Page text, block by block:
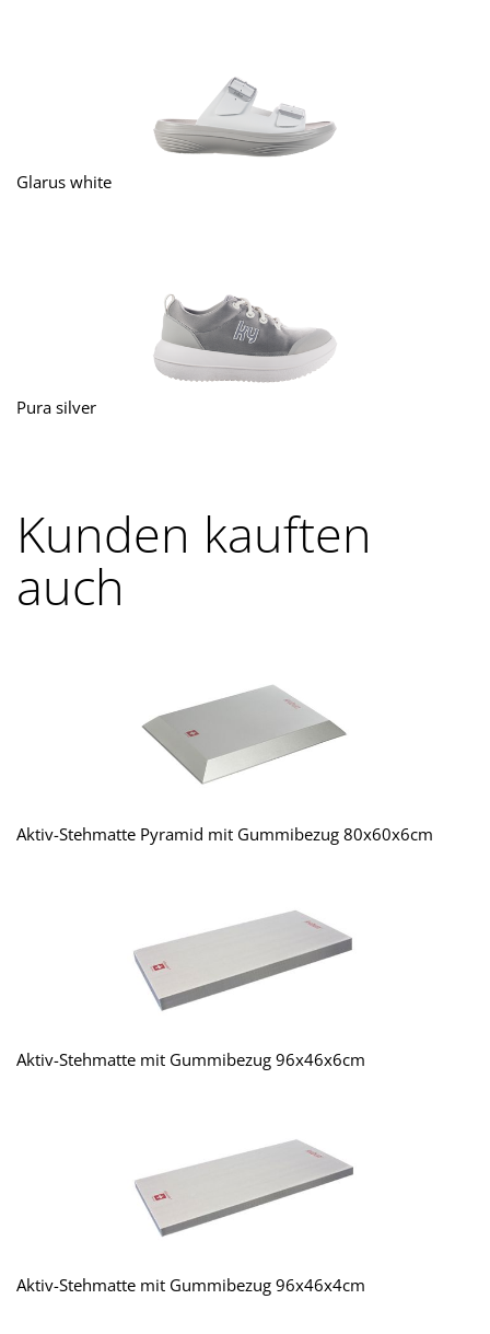
Glarus white
Pura silver
Kunden kauften
auch
Aktiv-Stehmatte Pyramid mit Gummibezug 80x60x6cm
Aktiv-Stehmatte mit Gummibezug 96x46x6cm
Aktiv-Stehmatte mit Gummibezug 96x46x4cm